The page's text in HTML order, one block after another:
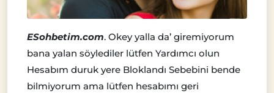
ESohbetim.com. Okey yalla da’ giremiyorum
bana yalan söylediler lütfen Yardımcı olun
Hesabım duruk yere Bloklandı Sebebini bende
bilmiyorum ama lütfen hesabımı geri